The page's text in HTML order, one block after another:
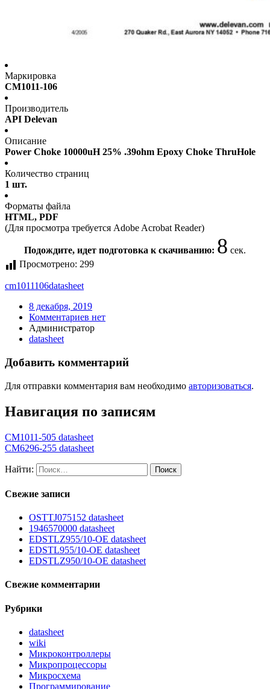
Маркировка
CM1011-106
Производитель
API Delevan
Описание
Power Choke 10000uH 25% .39ohm Epoxy Choke ThruHole
Количество страниц
1 шт.
Форматы файла
HTML, PDF
(Для просмотра требуется Adobe Acrobat Reader)
Подождите, идет подготовка к скачиванию: 8 сек.
Просмотрено: 299
cm1011106datasheet
8 декабря, 2019
Комментариев нет
Администратор
datasheet
Добавить комментарий
Для отправки комментария вам необходимо авторизоваться.
Навигация по записям
CM1011-505 datasheet
CM6296-255 datasheet
Найти:
Свежие записи
OSTTJ075152 datasheet
1946570000 datasheet
EDSTLZ955/10-OE datasheet
EDSTL955/10-OE datasheet
EDSTLZ950/10-OE datasheet
Свежие комментарии
Рубрики
datasheet
wiki
Микроконтроллеры
Микропроцессоры
Микросхема
Программирование